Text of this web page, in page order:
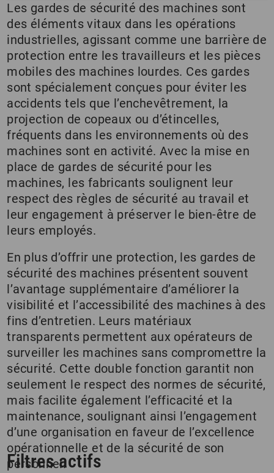
Les gardes de sécurité des machines sont
des éléments vitaux dans les opérations
industrielles, agissant comme une barrière de
protection entre les travailleurs et les pièces
mobiles des machines lourdes. Ces gardes
sont spécialement conçues pour éviter les
accidents tels que l’enchevêtrement, la
projection de copeaux ou d’étincelles,
fréquents dans les environnements où des
machines sont en activité. Avec la mise en
place de gardes de sécurité pour les
machines, les fabricants soulignent leur
respect des règles de sécurité au travail et
leur engagement à préserver le bien-être de
leurs employés.
En plus d’offrir une protection, les gardes de
sécurité des machines présentent souvent
l’avantage supplémentaire d’améliorer la
visibilité et l’accessibilité des machines à des
fins d’entretien. Leurs matériaux
transparents permettent aux opérateurs de
surveiller les machines sans compromettre la
sécurité. Cette double fonction garantit non
seulement le respect des normes de sécurité,
mais facilite également l’efficacité et la
maintenance, soulignant ainsi l’engagement
d’une organisation en faveur de l’excellence
opérationnelle et de la sécurité de son
personnel.
Filtres actifs